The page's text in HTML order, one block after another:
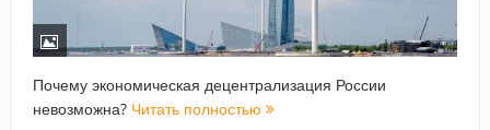
Почему экономическая децентрализация России
невозможна? Читать полностью